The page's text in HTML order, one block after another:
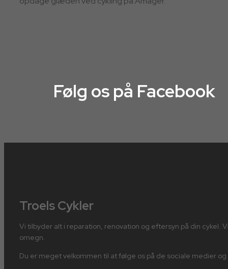
Følg os på Facebook
Troels Cykler
Vi tilbyder alt i reparation, renovation og eftersyn på din
omegn.
Du er meget velkommen til at følge os på de sociale medier